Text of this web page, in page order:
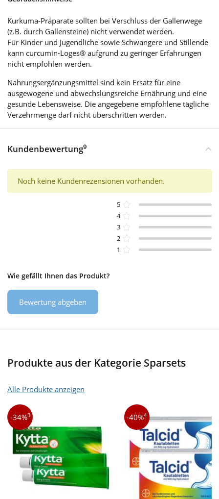
Kurkuma-Präparate sollten bei Verschluss der Gallenwege
(z.B. durch Gallensteine) nicht verwendet werden.
Für Kinder und Jugendliche sowie Schwangere und Stillende
kann curcumin-Loges® aufgrund zu geringer Erfahrungen
nicht empfohlen werden.
Nahrungsergänzungsmittel sind kein Ersatz für eine
ausgewogene und abwechslungsreiche Ernährung und eine
gesunde Lebensweise. Die angegebene empfohlene tägliche
Verzehrmenge darf nicht überschritten werden.
Kundenbewertung9
Noch keine Kundenrezensionen vorhanden.
5
4
3
2
1
Wie gefällt Ihnen das Produkt?
Bewertung abgeben
Produkte aus der Kategorie Sparsets
Alle Produkte anzeigen
-34%3 -40%4